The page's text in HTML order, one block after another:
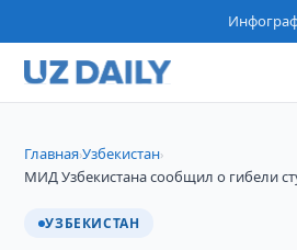
Главная›Узбекистан›
МИД Узбекистана сообщил о гибели
УЗБЕКИСТАН